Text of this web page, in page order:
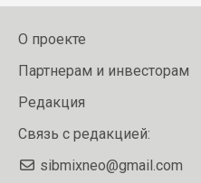
О проекте
Партнерам и инвесторам
Редакция
Связь с редакцией:
sibmixneo@gmail.com